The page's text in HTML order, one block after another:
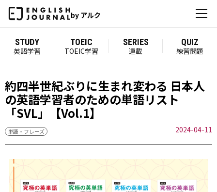
by アルク
STUDY
英語学習
TOEIC
TOEIC学習
SERIES
連載
QUIZ
練習問題
約四半世紀ぶりに生まれ変わる 日本人
の英語学習者のための単語リスト
「SVL」【Vol.1】
単語・フレーズ 2024-04-11